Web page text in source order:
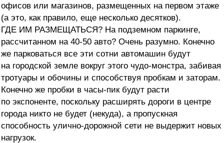
офисов или магазинов, размещенных на первом этаже
(а это, как правило, еще несколько десятков).
ГДЕ ИМ РАЗМЕЩАТЬСЯ? На подземном паркинге,
рассчитанном на 40-50 авто? Очень разумно. Конечно
же парковаться все эти сотни автомашин будут
на городской земле вокруг этого чудо-монстра, забивая
тротуары и обочины и способствуя пробкам и заторам.
Конечно же пробки в часы-пик будут расти
по экспоненте, поскольку расширять дороги в центре
города никто не будет (некуда), а пропускная
способность улично-дорожной сети не выдержит новых
нагрузок.